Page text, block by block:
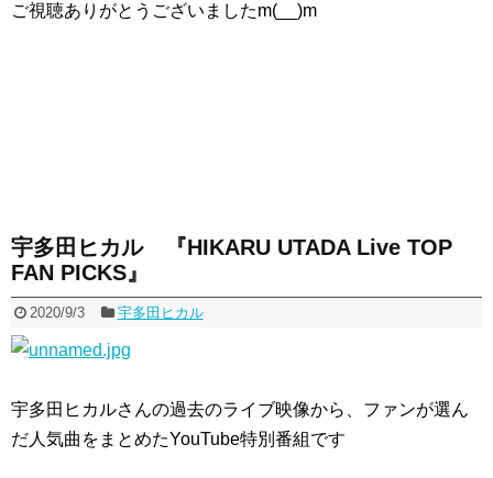
ご視聴ありがとうございましたm(__)m
宇多田ヒカル 『HIKARU UTADA Live TOP
FAN PICKS』
2020/9/3 宇多田ヒカル
宇多田ヒカルさんの過去のライブ映像から、ファンが選ん
だ人気曲をまとめたYouTube特別番組です